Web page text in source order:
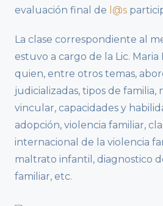
evaluación final de l@s
La clase correspondiente al
estuvo a cargo de la Lic.
quien, entre otros temas,
judicializadas, tipos de
vincular, capacidades y
adopción, violencia familiar,
internacional de la violencia
maltrato infantil, diagnostico
familiar, etc.